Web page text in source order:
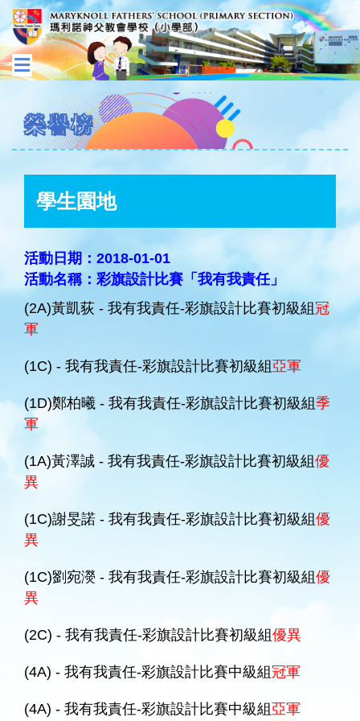
榮譽榜
學生園地
活動日期：2018-01-01
活動名稱：彩旗設計比賽「我有我責任」
(2A)黃凱荻 - 我有我責任-彩旗設計比賽初級組 冠
軍
(1C) - 我有我責任-彩旗設計比賽初級組 亞軍
(1D)鄭柏曦 - 我有我責任-彩旗設計比賽初級組季
軍
(1A)黃澤誠 - 我有我責任-彩旗設計比賽初級組優
異
(1C)謝旻諾 - 我有我責任-彩旗設計比賽初級組優
異
(1C)劉宛濙 - 我有我責任-彩旗設計比賽初級組優
異
(2C) - 我有我責任-彩旗設計比賽初級組優異
(4A) - 我有我責任-彩旗設計比賽中級組 冠軍
(4A) - 我有我責任-彩旗設計比賽中級組 亞軍